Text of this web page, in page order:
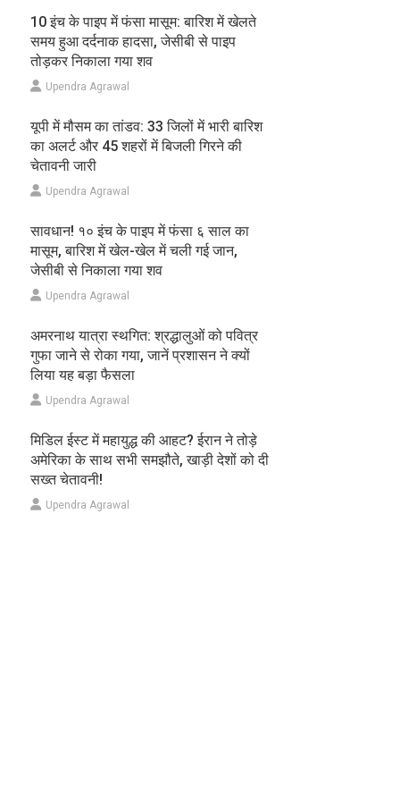
10 इंच के पाइप में फंसा मासूम: बारिश में खेलते
समय हुआ दर्दनाक हादसा, जेसीबी से पाइप
तोड़कर निकाला गया शव
Upendra Agrawal
यूपी में मौसम का तांडव: 33 जिलों में भारी बारिश
का अलर्ट और 45 शहरों में बिजली गिरने की
चेतावनी जारी
Upendra Agrawal
सावधान! १० इंच के पाइप में फंसा ६ साल का
मासूम, बारिश में खेल-खेल में चली गई जान,
जेसीबी से निकाला गया शव
Upendra Agrawal
अमरनाथ यात्रा स्थगित: श्रद्धालुओं को पवित्र
गुफा जाने से रोका गया, जानें प्रशासन ने क्यों
लिया यह बड़ा फैसला
Upendra Agrawal
मिडिल ईस्ट में महायुद्ध की आहट? ईरान ने तोड़े
अमेरिका के साथ सभी समझौते, खाड़ी देशों को दी
सख्त चेतावनी!
Upendra Agrawal